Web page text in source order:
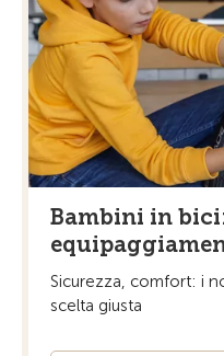
Bambini in
Sicurezza, comfort: i
scelta giusta